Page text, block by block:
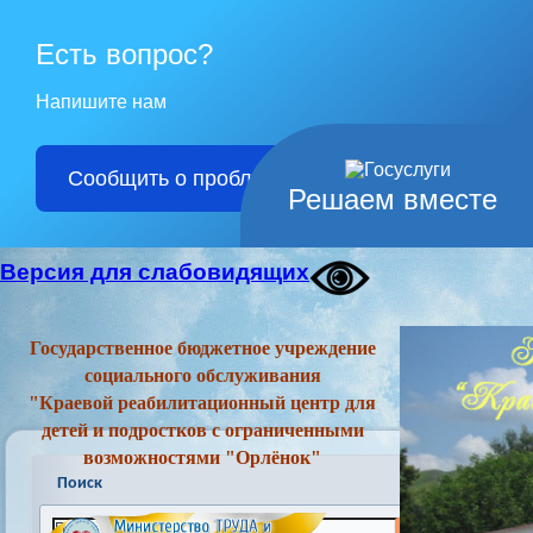
Решаем вместе
Есть вопрос?
Напишите нам
Сообщить о проблеме
Версия для слабовидящих
Государственное бюджетное учреждение
социального обслуживания
"Краевой реабилитационный центр для
детей и подростков с ограниченными
возможностями "Орлёнок"
Поиск